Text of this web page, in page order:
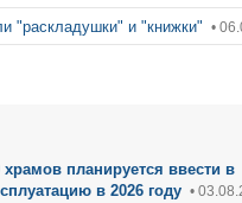
"раскладушки" и "книжки" •
храмов планируется ввести в
в 2026 году •